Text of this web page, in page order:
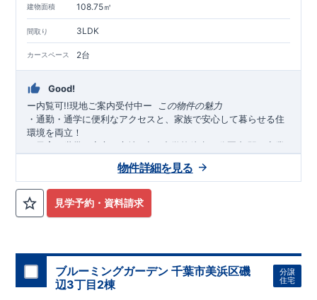
建物面積 108.75㎡
間取り 3LDK
カースペース 2台
Good!
ー内覧可!!現地ご案内受付中ー
この物件の魅力
・通勤・通学に便利なアクセスと、家族で安心して暮らせる住
環境を両立！
・子育て世帯も安心の立地♪
小・中学校徒歩 分圏内
駅・商業
忙しい毎日を支える、充実の生活利便性
・落ち着いた印象の外観デザインを採用。
ース２台」のゆとりある間取りを実現しました♪
・陽当たり良好地♪あたたかな陽光に包まれる、心地よいすま
いです。
・太陽光パネル搭載！家計にも環境にやさしくエコな暮らし♪
食洗器付き システムキッチンで、毎日の家事負担を軽減◎乾
見学予約・資料請求
物件詳細を見る
ブルーミングガーデン 千葉市美浜区磯
辺3丁目2棟
分譲
住宅